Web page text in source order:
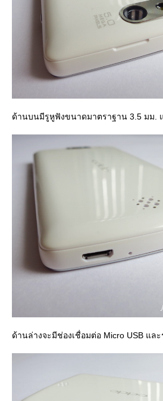
ด้านบนมีรูหูฟังขนาดมาตราฐาน 3.5 มม.
ด้านล่างจะมีช่องเชื่อมต่อ Micro USB แล